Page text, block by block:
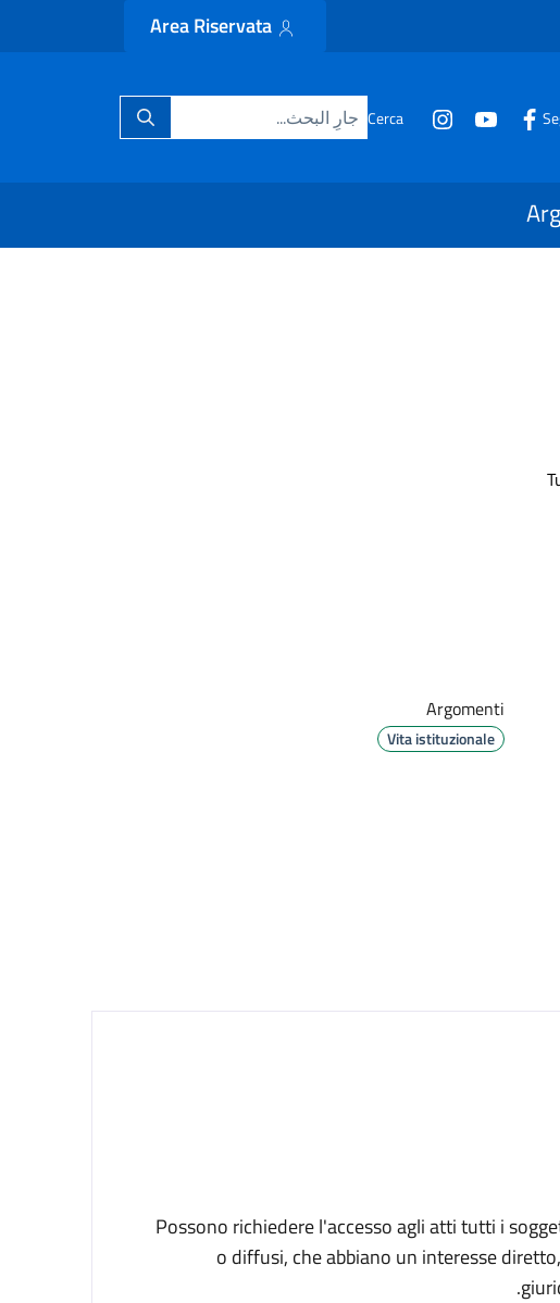
Cerca
Argomenti
Vita istituzionale
Possono richiedere l'accesso agli atti tutti i
o diffusi, che abbiano un interesse